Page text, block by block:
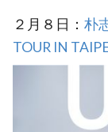
２月８日： 朴
TOUR IN